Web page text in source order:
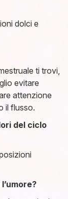
dolci e
ti trovi,
evitare
attenzione
il flusso.
del ciclo